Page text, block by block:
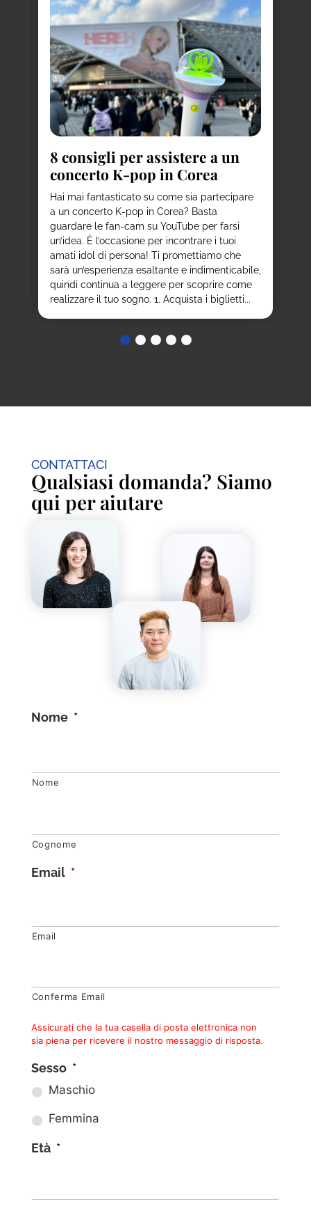
8 consigli per assistere a un
concerto K-pop in Corea
Hai mai fantasticato su come sia partecipare
a un concerto K-pop in Corea? Basta
guardare le fan-cam su YouTube per farsi
un’idea. È l’occasione per incontrare i tuoi
amati idol di persona! Ti promettiamo che
sarà un’esperienza esaltante e indimenticabile,
quindi continua a leggere per scoprire come
realizzare il tuo sogno. 1. Acquista i biglietti...
CONTATTACI
Qualsiasi domanda? Siamo
qui per aiutare
Nome *
Nome
Cognome
Email *
Email
Conferma Email
Assicurati che la tua casella di posta elettronica non
sia piena per ricevere il nostro messaggio di risposta.
Sesso *
Maschio
Femmina
Età *